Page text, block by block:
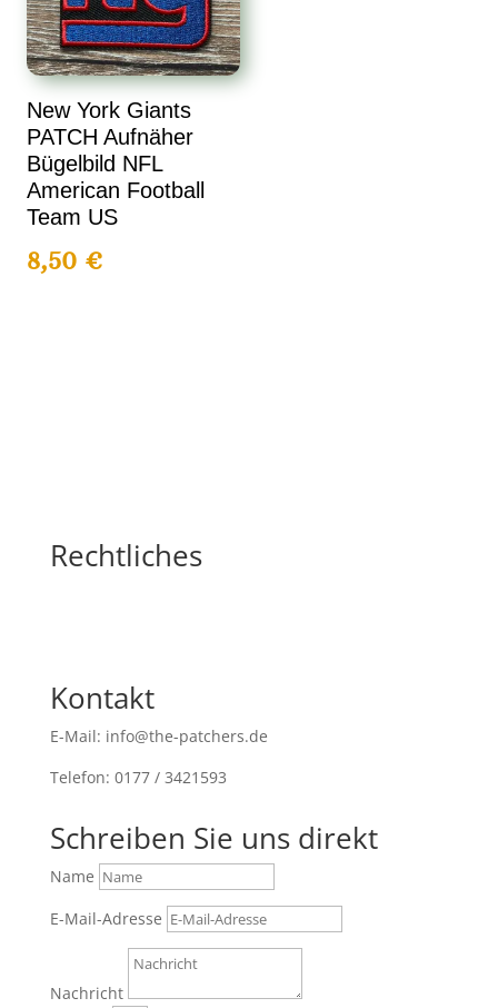
New York Giants
PATCH Aufnäher
Bügelbild NFL
American Football
Team US
8,50€
Rechtliches
Kontakt
E-Mail: info@the-patchers.de
Telefon: 0177 / 3421593
Schreiben Sie uns direkt
Name
E-Mail-Adresse
Nachricht